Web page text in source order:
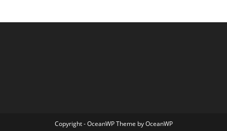
Copyright - OceanWP Theme by OceanWP